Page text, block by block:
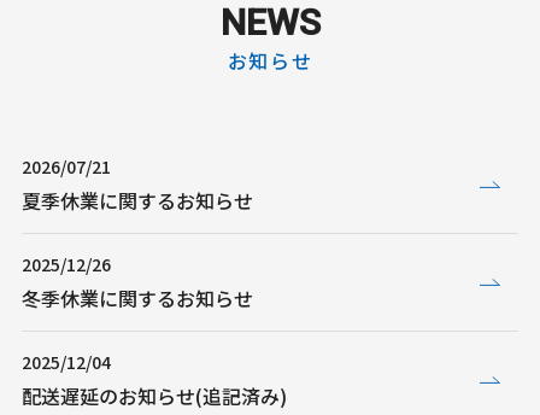
NEWS
お知らせ
2026/07/21
夏季休業に関するお知らせ
2025/12/26
冬季休業に関するお知らせ
2025/12/04
配送遅延のお知らせ(追記済み)